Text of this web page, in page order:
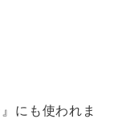
にも使われま